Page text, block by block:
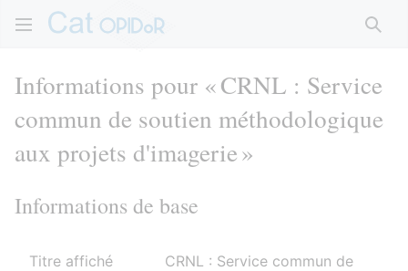
Informations pour « CRNL : Service
commun de soutien méthodologique
aux projets d'imagerie »
Informations de base
Titre affiché
CRNL : Service commun de